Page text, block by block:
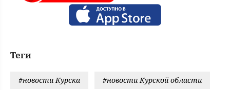
Теги
#новости Курска #новости Курской области